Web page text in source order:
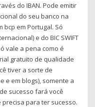
do IBAN. Pode emitir
do seu banco na
bcp em Portugal. Só
e do BIC SWIFT
vale a pena como é
gratuito de qualidade
tiver a sorte de
e em blogs), somente a
sucesso fará você
para ter sucesso.